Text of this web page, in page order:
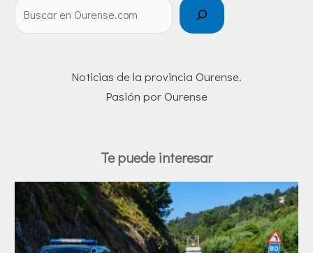
Noticias de la provincia Ourense.
Pasión por Ourense
Te puede interesar